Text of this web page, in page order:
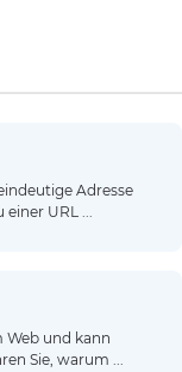
Adresse
URL ...
Web und kann
Sie, warum ...